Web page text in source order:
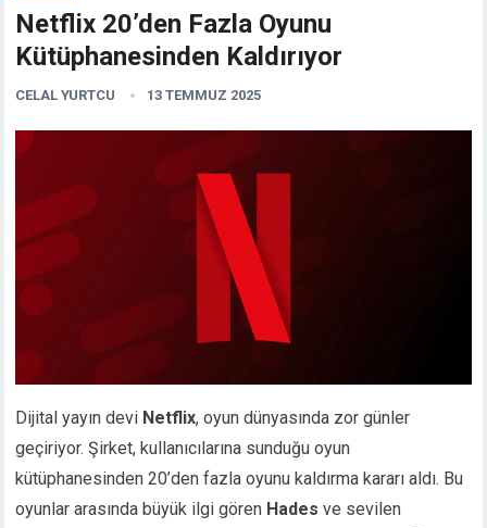
Netflix 20’den Fazla Oyunu
Kütüphanesinden Kaldırıyor
CELAL YURTCU 13 TEMMUZ 2025
Dijital yayın devi Netflix, oyun dünyasında zor günler
geçiriyor. Şirket, kullanıcılarına sunduğu oyun
kütüphanesinden 20’den fazla oyunu kaldırma kararı aldı. Bu
oyunlar arasında büyük ilgi gören Hades ve sevilen